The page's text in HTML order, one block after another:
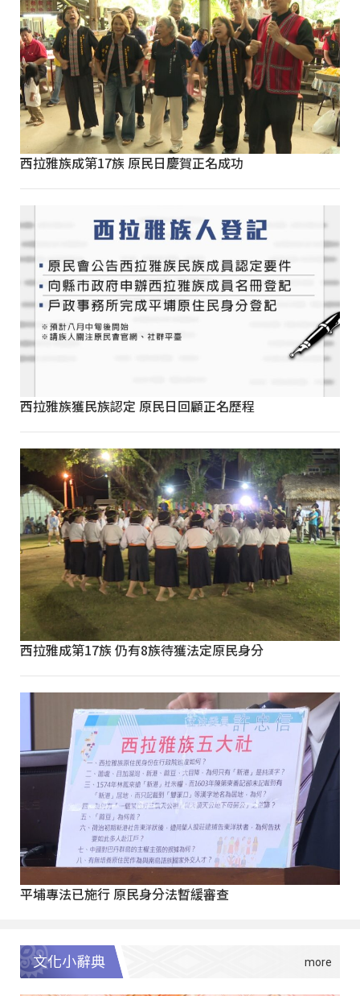
西拉雅族成第17族 原民日慶賀正名成功
西拉雅族獲民族認定 原民日回顧正名歷程
西拉雅成第17族 仍有8族待獲法定原民身分
平埔專法已施行 原民身分法暫緩審查
文化小辭典